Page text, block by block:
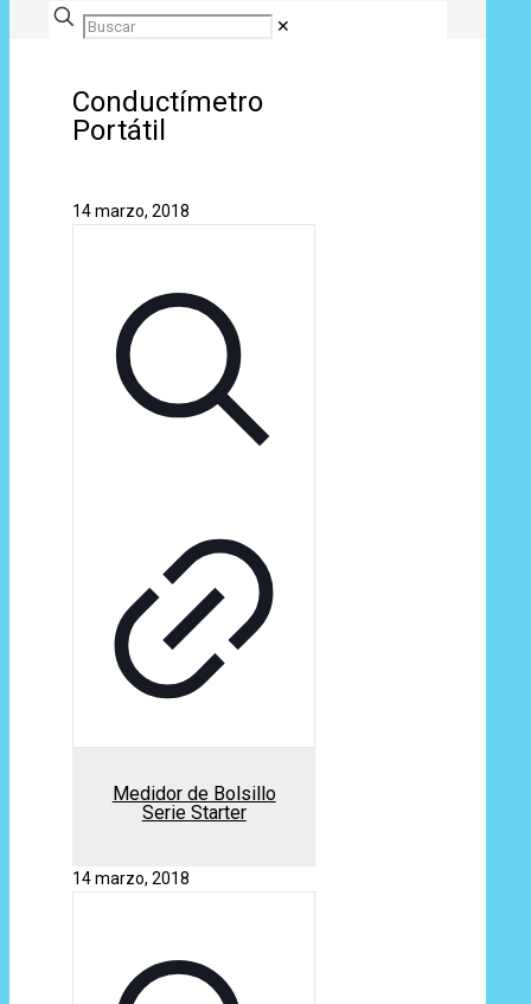
✕
Conductímetro
Portátil
14 marzo, 2018
Medidor de Bolsillo
Serie Starter
14 marzo, 2018